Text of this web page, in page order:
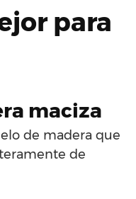
para
maciza
de madera que
de